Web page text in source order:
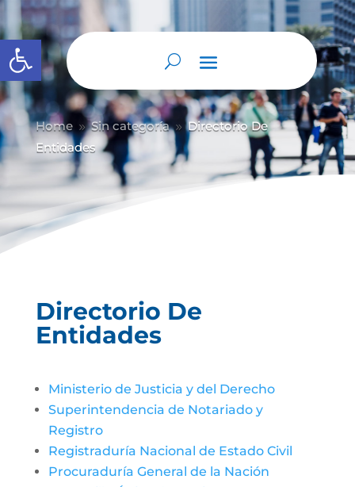
Abrir barra de herramientas
Home 9 Sin categoría 9 Directorio De
Entidades
Directorio De
Entidades
Ministerio de Justicia y del Derecho
Superintendencia de Notariado y
Registro
Registraduría Nacional de Estado Civil
Procuraduría General de la Nación